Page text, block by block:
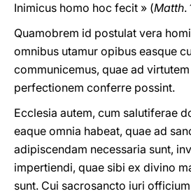
Inimicus homo hoc fecit » (Matth.
Quamobrem id postulat vera
omnibus utamur opibus easque
communicemus, quae ad
perfectionem conferre possint.
Ecclesia autem, cum salutiferae
eaque omnia habeat, quae ad
adipiscendam necessaria sunt,
impertiendi, quae sibi ex divino
sunt. Cui sacrosancto iuri